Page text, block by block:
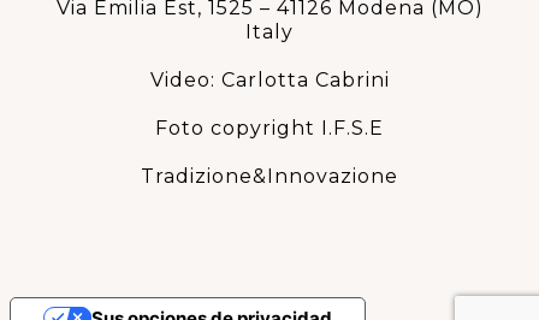
Via Emilia Est, 1525 – 41126 Modena (MO)
Italy
Video: Carlotta Cabrini
Foto copyright I.F.S.E
Tradizione&Innovazione